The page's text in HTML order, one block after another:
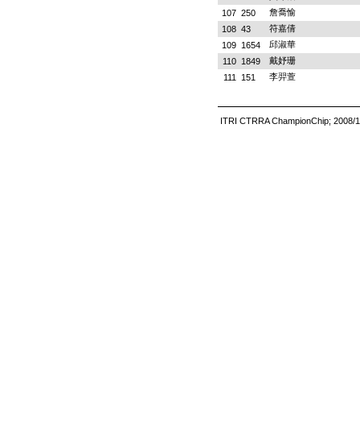
107 250
詹喬愉
108 43
符嘉倩
109 1654
邱淑華
110 1849
戴妤珊
111
151 李羿萱
ITRI CTRRA ChampionChip; 2008/